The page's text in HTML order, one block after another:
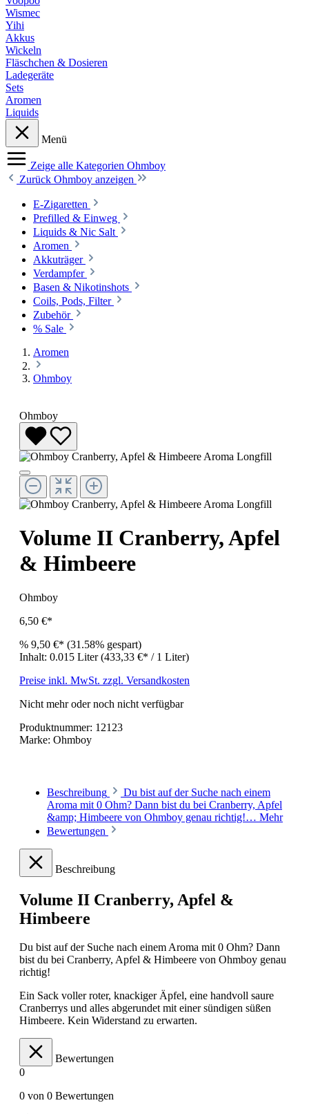
Wismec
Yihi
Akkus
Wickeln
Fläschchen & Dosieren
Ladegeräte
Sets
Aromen
Liquids
Menü
Zeige alle Kategorien Ohmboy
Zurück Ohmboy anzeigen
E-Zigaretten
Prefilled & Einweg
Liquids & Nic Salt
Aromen
Akkuträger
Verdampfer
Basen & Nikotinshots
Coils, Pods, Filter
Zubehör
% Sale
Aromen
Ohmboy
Ohmboy
Volume II Cranberry, Apfel
& Himbeere
Ohmboy
6,50 €*
% 9,50 €* (31.58% gespart)
Inhalt: 0.015 Liter(433,33 €* / 1 Liter)
Preise inkl. MwSt. zzgl. Versandkosten
Nicht mehr oder noch nicht verfügbar
Produktnummer: 12123
Marke: Ohmboy
Beschreibung
Du bist auf der Suche nach einem
Aroma mit 0 Ohm? Dann bist du bei Cranberry, Apfel
&amp; Himbeere von Ohmboy genau richtig!… Mehr
Bewertungen
Beschreibung
Volume II Cranberry, Apfel &
Himbeere
Du bist auf der Suche nach einem Aroma mit 0 Ohm? Dann
bist du bei Cranberry, Apfel & Himbeere von Ohmboy genau
richtig!
Ein Sack voller roter, knackiger Äpfel, eine handvoll saure
Cranberrys und alles abgerundet mit einer sündigen süßen
Himbeere. Kein Widerstand zu erwarten.
Bewertungen
0
0 von 0 Bewertungen